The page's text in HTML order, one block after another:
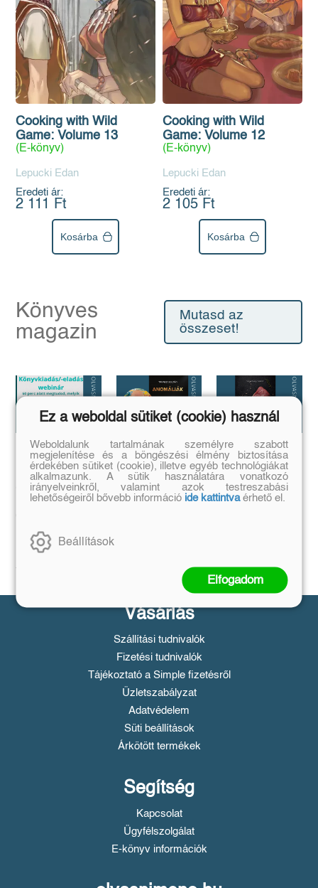
Cooking with Wild
Game: Volume 13
(E-könyv)
Lepucki Edan
Eredeti ár:
2 111 Ft
Kosárba
Cooking with Wild
Game: Volume 12
(E-könyv)
Lepucki Edan
Eredeti ár:
2 105 Ft
Kosárba
Könyves
magazin
Mutasd az
összeset!
Megírtad a
könyvedet, de
azt is tudod,
hogyan add
Időpont: június
16., 18:00-19:00
Tovább
Anomáliák
Mi történik akkor,
ha létezik egy
olyan tárgy, ami
...és mi van ha
mégis?
...a legrosszabb
helyzetből is lehet
Vásárlás
Szállítási tudnivalók
Fizetési tudnivalók
Tájékoztató a Simple fizetésről
Üzletszabályzat
Adatvédelem
Süti beállítások
Árkötött termékek
Segítség
Kapcsolat
Ügyfélszolgálat
E-könyv információk
Ez a weboldal sütiket (cookie) használ
Weboldalunk tartalmának személyre szabott
megjelenítése és a böngészési élmény biztosítása
érdekében sütiket (cookie), illetve egyéb technológiákat
alkalmazunk. A sütik használatára vonatkozó
irányelveinkről, valamint azok testreszabási
lehetőségeiről bővebb információ ide kattintvaérhető el.
Beállítások
Elfogadom